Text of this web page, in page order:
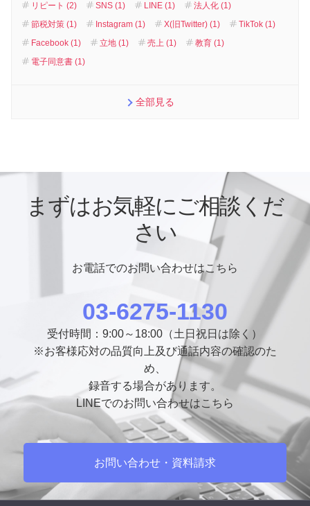
リピート (2)
SNS (1) LINE (1)
法人化 (1)
節税対策 (1)
Instagram (1) X(旧Twitter) (1)
TikTok (1)
Facebook (1)
立地 (1) 売上 (1)
教育 (1)
電子同意書 (1)
全部見る
まずはお気軽にご相談くだ
さい
お電話でのお問い合わせはこちら
03-6275-1130
受付時間：9:00～18:00（土日祝日は除く）
※お客様応対の品質向上及び通話内容の確認のた
め、
録音する場合があります。
LINEでのお問い合わせはこちら
お問い合わせ・資料請求